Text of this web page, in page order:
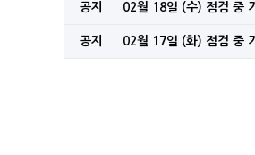
공지 02월 18일 (수) 점검 중
공지 02월 17일 (화) 점검 중